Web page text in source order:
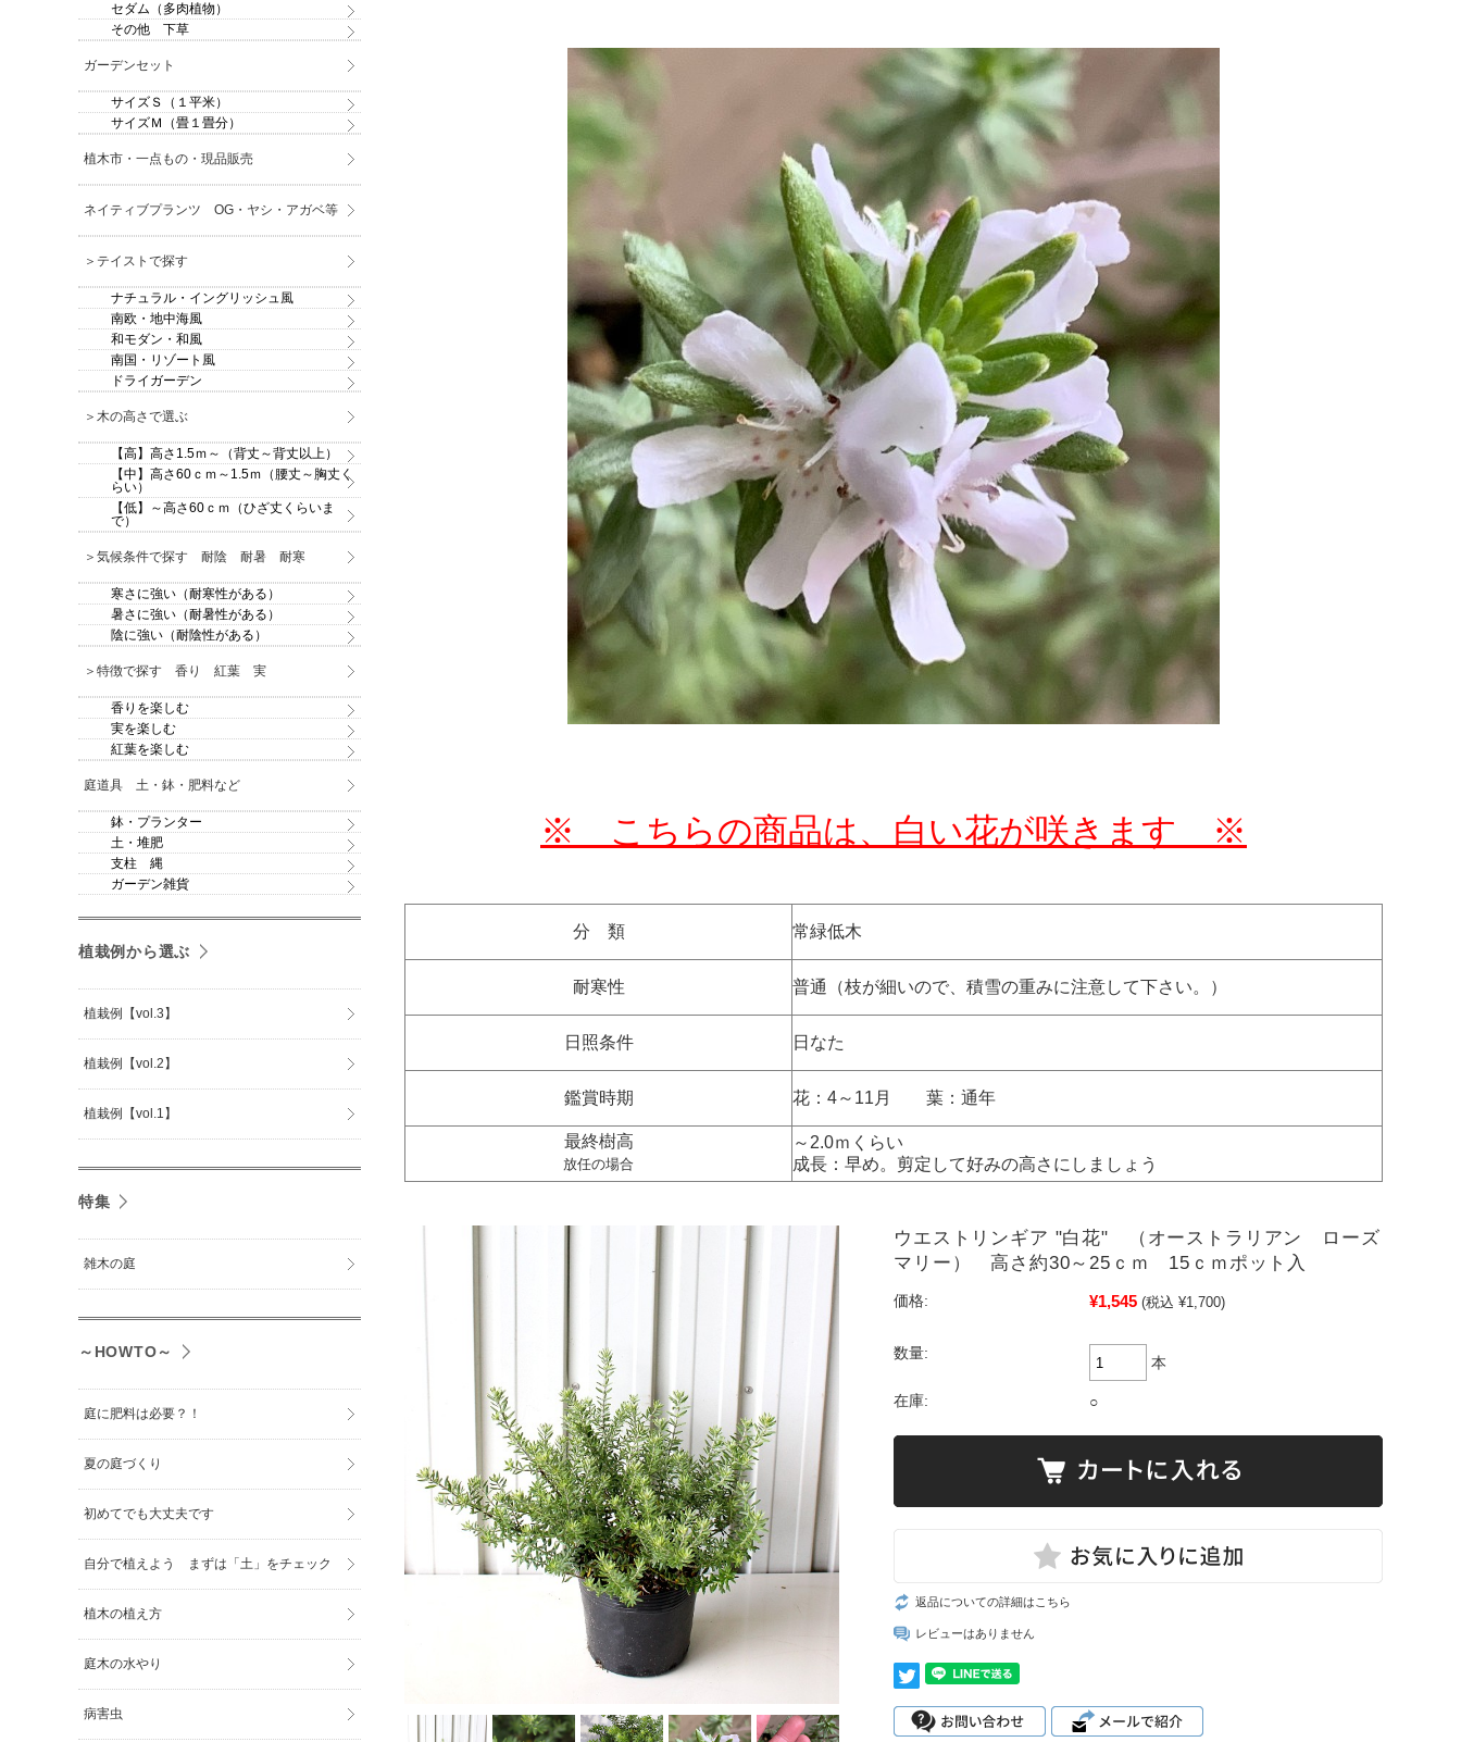
※ こちらの商品は、白い花が咲きます ※
分 類 常緑低木
耐寒性 普通（枝が細いので、積雪の重みに注意して下さい。）
日照条件 日なた
鑑賞時期 花：4～11月 葉：通年
最終樹高
放任の場合
～2.0ｍくらい
成長：早め。剪定して好みの高さにしましょう
ウエストリンギア "白花" （オーストラリアン ローズ
マリー） 高さ約30～25ｃｍ 15ｃｍポット入
価格: ¥1,545 (税込 ¥1,700)
数量:
本
在庫: ○
返品についての詳細はこちら
レビューはありません
セダム（多肉植物）
その他 下草
ガーデンセット
サイズＳ（１平米）
サイズＭ（畳１畳分）
植木市・一点もの・現品販売
ネイティブプランツ OG・ヤシ・アガベ等
＞テイストで探す
ナチュラル・イングリッシュ風
南欧・地中海風
和モダン・和風
南国・リゾート風
ドライガーデン
＞木の高さで選ぶ
【高】高さ1.5ｍ～（背丈～背丈以上）
【中】高さ60ｃｍ～1.5ｍ（腰丈～胸丈く
らい）
【低】～高さ60ｃｍ（ひざ丈くらいま
で）
＞気候条件で探す 耐陰 耐暑 耐寒
寒さに強い（耐寒性がある）
暑さに強い（耐暑性がある）
陰に強い（耐陰性がある）
＞特徴で探す 香り 紅葉 実
香りを楽しむ
実を楽しむ
紅葉を楽しむ
庭道具 土・鉢・肥料など
鉢・プランター
土・堆肥
支柱 縄
ガーデン雑貨
植栽例から選ぶ
植栽例【vol.3】
植栽例【vol.2】
植栽例【vol.1】
特集
雑木の庭
～HOWTO～
庭に肥料は必要？！
夏の庭づくり
初めてでも大丈夫です
自分で植えよう まずは「土」をチェック
植木の植え方
庭木の水やり
病害虫